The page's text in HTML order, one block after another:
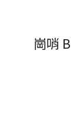
崗哨 B